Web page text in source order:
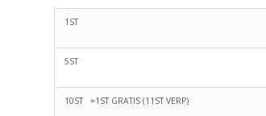
1ST
5ST
10ST =1ST GRATIS (11ST VERP)